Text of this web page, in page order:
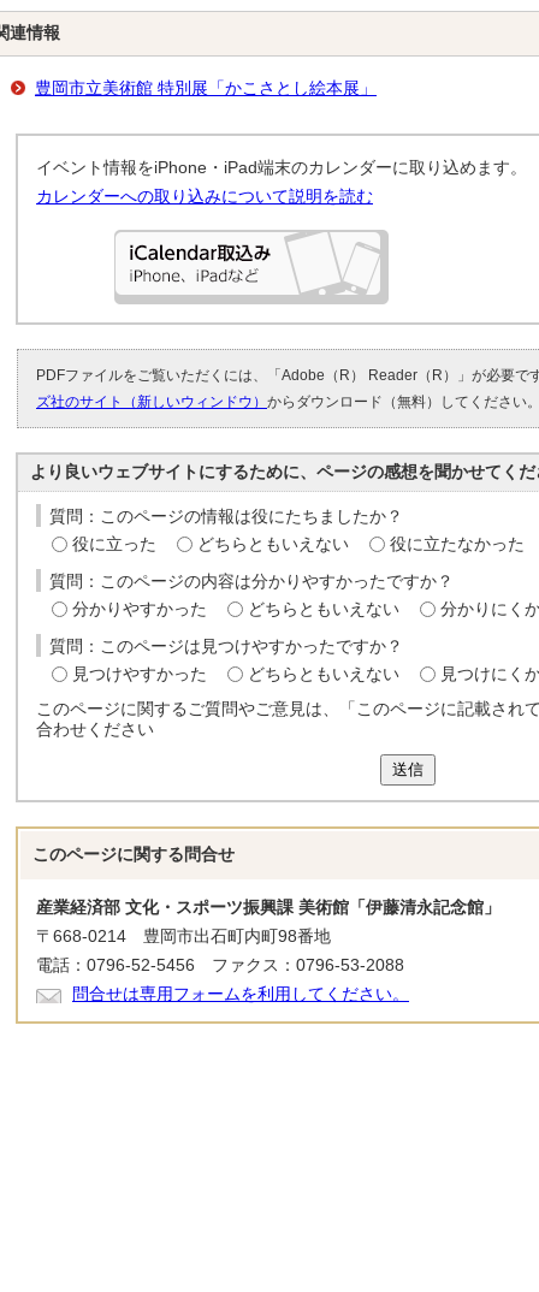
連情報
豊岡市立美術館 特別展「かこさとし絵本展」
イベント情報をiPhone・iPad端末のカレンダーに取り込めます。
カレンダーへの取り込みについて説明を読む
PDFファイルをご覧いただくには、「Adobe（R） Reader（R）」が必要で
ズ社のサイト（新しいウィンドウ） からダウンロード（無料）してください
より良いウェブサイトにするために、ページの感想を聞かせてく
質問：このページの情報は役にたちましたか？
役に立った
どちらともいえない 役に立たなかった
質問：このページの内容は分かりやすかったですか？
分かりやすかった
どちらともいえない 分かりにく
質問：このページは見つけやすかったですか？
見つけやすかった
どちらともいえない
見つけにく
このページに関するご質問やご意見は、「このページに記載され
合わせください
送信
このページに関する 問合せ
産業経済部 文化・スポーツ振興課 美術館「伊藤清永記念館」
〒668-0214 豊岡市出石町内町98番地
電話：0796-52-5456 ファクス：0796-53-2088
問合せは専用フォームを利用してください。